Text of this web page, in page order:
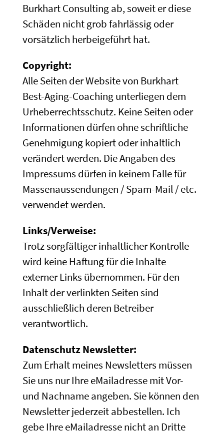
Burkhart Consulting ab, soweit er diese
Schäden nicht grob fahrlässig oder
vorsätzlich herbeigeführt hat.
Copyright:
Alle Seiten der Website von Burkhart
Best-Aging-Coaching unterliegen dem
Urheberrechtsschutz. Keine Seiten oder
Informationen dürfen ohne schriftliche
Genehmigung kopiert oder inhaltlich
verändert werden. Die Angaben des
Impressums dürfen in keinem Falle für
Massenaussendungen / Spam-Mail / etc.
verwendet werden.
Links/Verweise:
Trotz sorgfältiger inhaltlicher Kontrolle
wird keine Haftung für die Inhalte
externer Links übernommen. Für den
Inhalt der verlinkten Seiten sind
ausschließlich deren Betreiber
verantwortlich.
Datenschutz Newsletter:
Zum Erhalt meines Newsletters müssen
Sie uns nur Ihre eMailadresse mit Vor-
und Nachname angeben. Sie können den
Newsletter jederzeit abbestellen. Ich
gebe Ihre eMailadresse nicht an Dritte